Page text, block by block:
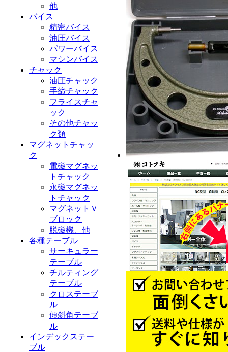
他
バイス
精密バイス
油圧バイス
パワーバイス
マシンバイス
チャック
油圧チャック
手締チャック
フライスチャ
ック
その他チャッ
ク類
マグネットチャッ
ク
電磁マグネッ
トチャック
永磁マグネッ
トチャック
マグネットＶ
ブロック
脱磁機、他
各種テーブル
サーキュラー
テーブル
チルティング
テーブル
クロステーブ
ル
傾斜角テーブ
ル
インデックステー
ブル